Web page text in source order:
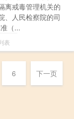
离戒毒管理机关的
、人民检察院的司
（...
表
6 下一页